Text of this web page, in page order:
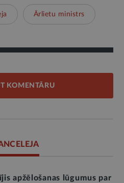
Ārlietu ministrs
KOMENTĀRU
apžēlošanas lūgumus par